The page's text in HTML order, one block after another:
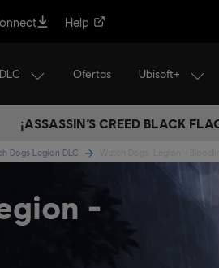
Help
DLC Ofertas Ubisoft+
¡ASSASSIN’S CREED BLACK
Dogs Legion DLC
-